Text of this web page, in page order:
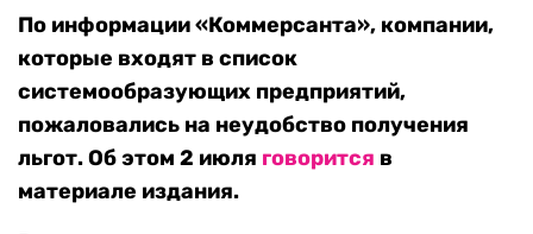
По информации «Коммерсанта», компании,
которые входят в список
системообразующих предприятий,
пожаловались на неудобство получения
льгот. Об этом 2 июля говорится в
материале издания.